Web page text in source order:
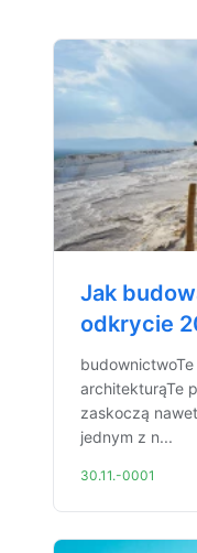
Jak
odkrycie
architekturąTe
zaskoczą
jednym z n...
30.11.-0001